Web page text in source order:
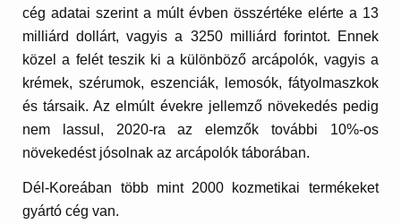
cég adatai szerint a múlt évben összértéke elérte a 13
milliárd dollárt, vagyis a 3250 milliárd forintot. Ennek
közel a felét teszik ki a különböző arcápolók, vagyis a
krémek, szérumok, eszenciák, lemosók, fátyolmaszkok
és társaik. Az elmúlt évekre jellemző növekedés pedig
nem lassul, 2020-ra az elemzők további 10%-os
növekedést jósolnak az arcápolók táborában.
Dél-Koreában több mint 2000 kozmetikai termékeket
gyártó cég van.